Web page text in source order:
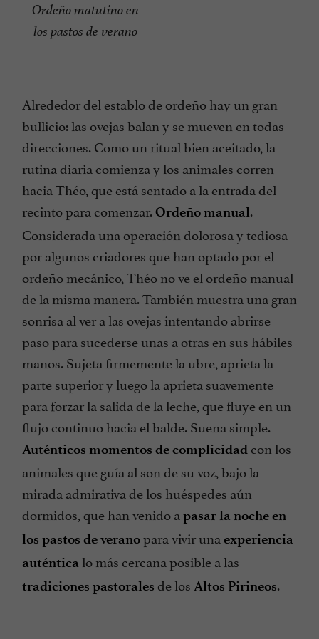
Ordeño matutino en
los pastos de verano
Alrededor del establo de ordeño hay un gran
bullicio: las ovejas balan y se mueven en todas
direcciones. Como un ritual bien aceitado, la
rutina diaria comienza y los animales corren
hacia Théo, que está sentado a la entrada del
recinto para comenzar.Ordeño manual.
Considerada una operación dolorosa y tediosa
por algunos criadores que han optado por el
ordeño mecánico, Théo no ve el ordeño manual
de la misma manera. También muestra una gran
sonrisa al ver a las ovejas intentando abrirse
paso para sucederse unas a otras en sus hábiles
manos. Sujeta firmemente la ubre, aprieta la
parte superior y luego la aprieta suavemente
para forzar la salida de la leche, que fluye en un
flujo continuo hacia el balde. Suena simple.
Auténticos momentos de complicidad con los
animales que guía al son de su voz, bajo la
mirada admirativa de los huéspedes aún
dormidos, que han venido a pasar la noche en
los pastos de veranopara vivir una experiencia
auténtica lo más cercana posible a las
tradiciones pastorales de los Altos Pirineos.